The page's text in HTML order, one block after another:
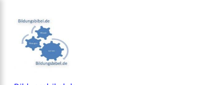
Inhalt
springen